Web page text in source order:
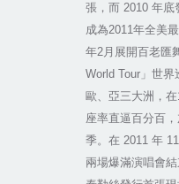
張，而 2010 年底
成為2011年全美
年2月展開百老匯
World Tour」世界
歐、亞三大洲，在
座率直逼百分百
季。在 2011 年 11
兩場爆滿演唱會